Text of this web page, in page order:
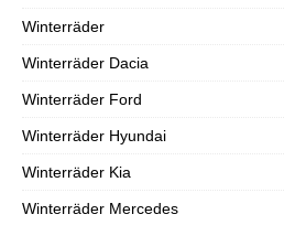
Winterräder
Winterräder Dacia
Winterräder Ford
Winterräder Hyundai
Winterräder Kia
Winterräder Mercedes